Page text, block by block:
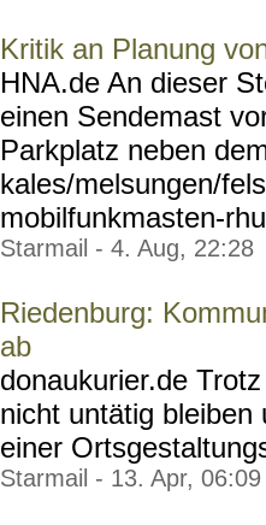
Kritik an Planung
HNA.de An dieser
einen Sendemast
Parkplatz neben
kales/melsungen/
mobilfunkmasten-
Starmail - 4. Aug, 22:28
Riedenburg:
ab
donaukurier.de
nicht untätig
einer
Starmail - 13. Apr, 06:09